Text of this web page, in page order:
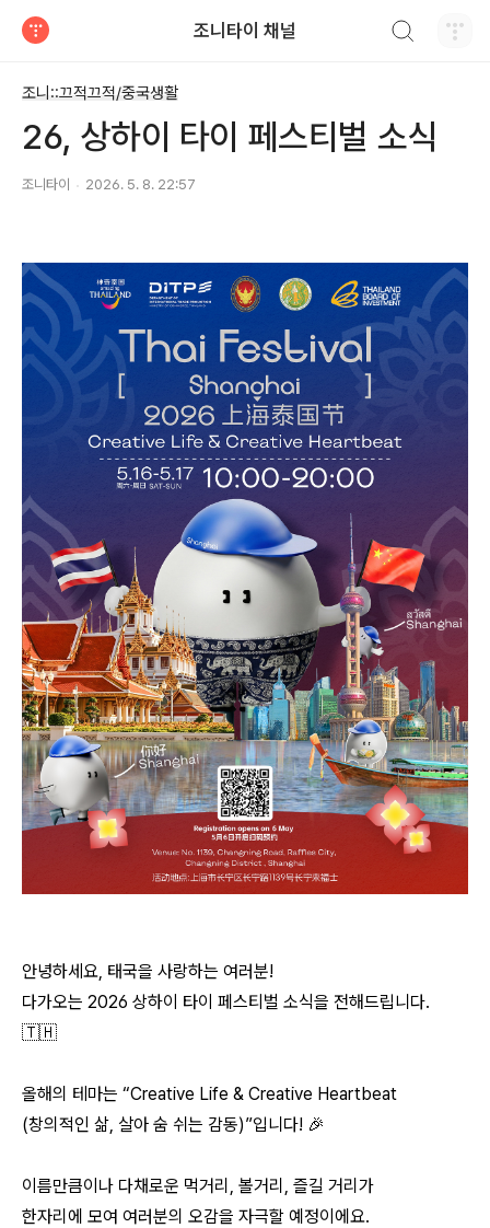
조니타이 채널
조니::끄적끄적/중국생활
26, 상하이 타이 페스티벌 소식
조니타이 2026. 5. 8. 22:57
안녕하세요, 태국을 사랑하는 여러분!
다가오는 2026 상하이 타이 페스티벌 소식을 전해드립니다.
🇹🇭
올해의 테마는 “Creative Life & Creative Heartbeat
(창의적인 삶, 살아 숨 쉬는 감동)”입니다! 🎉
이름만큼이나 다채로운 먹거리, 볼거리, 즐길 거리가
한자리에 모여 여러분의 오감을 자극할 예정이에요.